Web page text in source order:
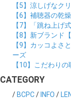
【5】涼しげなク
【6】補聴器の乾
【7】「跳ね上げ
【8】新ブランド
【9】カッコよさ
ーズ
【10】こだわり
CATEGORY
/BCPC/INFO /